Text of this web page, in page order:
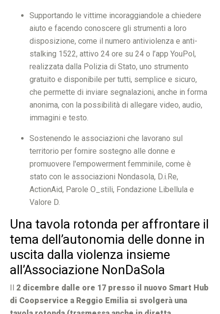
Supportando le vittime incoraggiandole a chiedere
aiuto e facendo conoscere gli strumenti a loro
disposizione, come il numero antiviolenza e anti-
stalking 1522, attivo 24 ore su 24 o l’app YouPol,
realizzata dalla Polizia di Stato, uno strumento
gratuito e disponibile per tutti, semplice e sicuro,
che permette di inviare segnalazioni, anche in forma
anonima, con la possibilità di allegare video, audio,
immagini e testo.
Sostenendo le associazioni che lavorano sul
territorio per fornire sostegno alle donne e
promuovere l'empowerment femminile, come è
stato con le associazioni Nondasola, D.i.Re,
ActionAid, Parole O_stili, Fondazione Libellula e
Valore D.
Una tavola rotonda per affrontare il
tema dell’autonomia delle donne in
uscita dalla violenza insieme
all’Associazione NonDaSola
Il 2 dicembre dalle ore 17 presso il nuovo Smart Hub
di Coopservice a Reggio Emilia si svolgerà una